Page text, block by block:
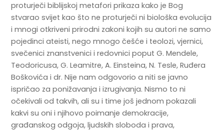
proturječi biblijskoj metafori prikaza kako je Bog
stvarao svijet kao što ne proturječi ni biološka evolucija
i mnogi otkriveni prirodni zakoni kojih su autori ne samo
pojedinci ateisti, nego mnogo češće i teolozi, vjernici,
svečenici znanstvenici i redovnici poput G. Mendele,
Teodoricusa, G. Leamitre, A. Einsteina, N. Tesle, Ruđera
Boškovića i dr. Nije nam odgovorio a niti se javno
ispričao za ponižavanja i izrugivanja. Nismo to ni
očekivali od takvih, ali su i time još jednom pokazali
kakvi su oni i njihovo poimanje demokracije,
građanskog odgoja, ljudskih sloboda i prava,